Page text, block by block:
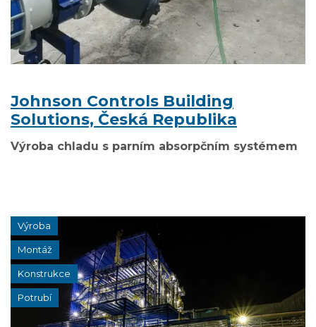
Johnson Controls Building
Solutions, Česká Republika
Výroba chladu s parním absorpčním systémem
Výroba
Montáž
Konstrukce
Potrubí